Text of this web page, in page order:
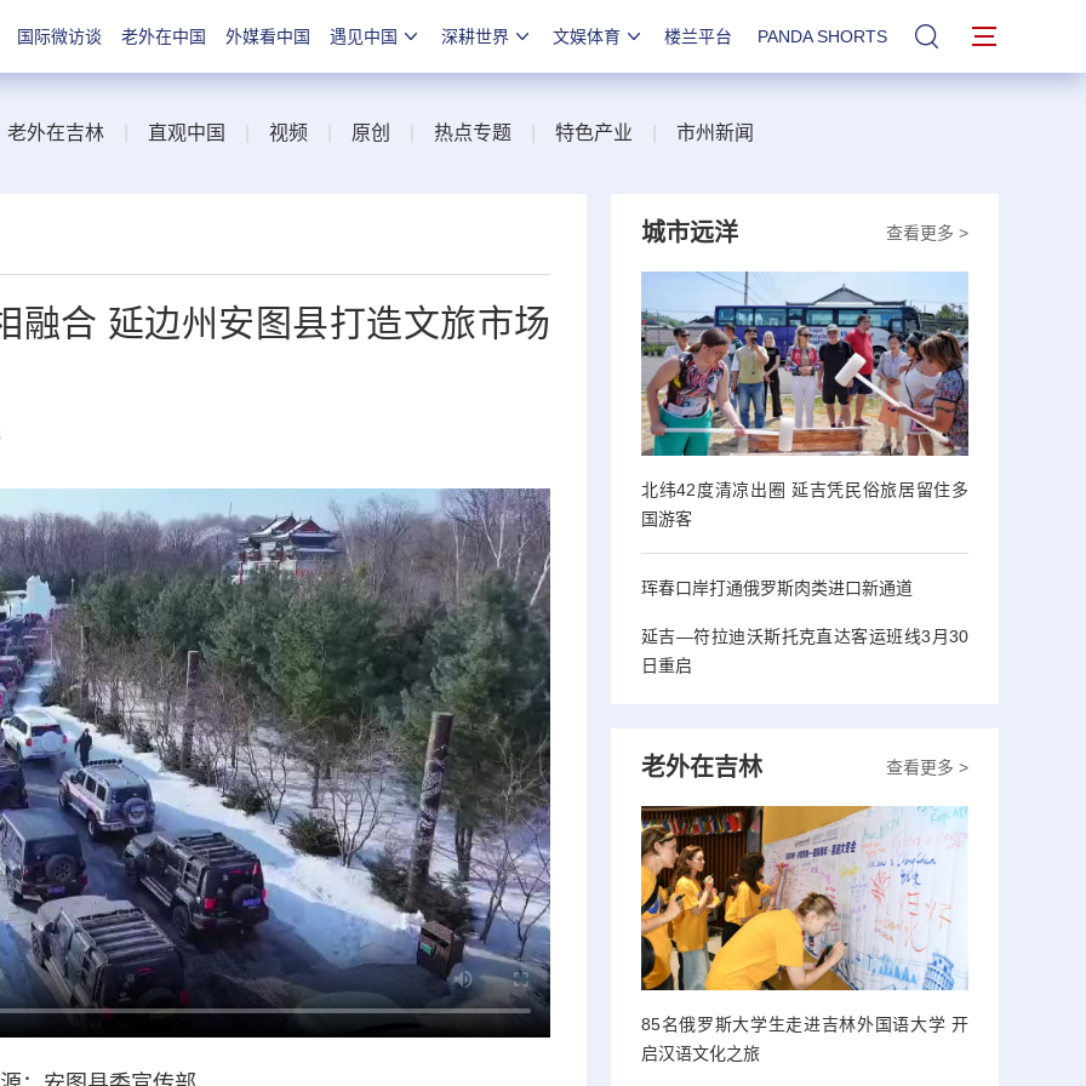
国际微访谈 老外在中国 外媒看中国 遇见中国 深耕世界 文娱体育 楼兰平台 PANDA SHORTS 站内搜索
老外在吉林 直观中国 视频 原创 热点专题 特色产业 市州新闻
融合 延边州安图县打造文旅市场
查看更多 >
城市远洋
北纬42度清凉出圈 延吉凭民俗旅居留住多
国游客
珲春口岸打通俄罗斯肉类进口新通道
延吉—符拉迪沃斯托克直达客运班线3月30
日重启
查看更多 >
老外在吉林
85名俄罗斯大学生走进吉林外国语大学 开
启汉语文化之旅